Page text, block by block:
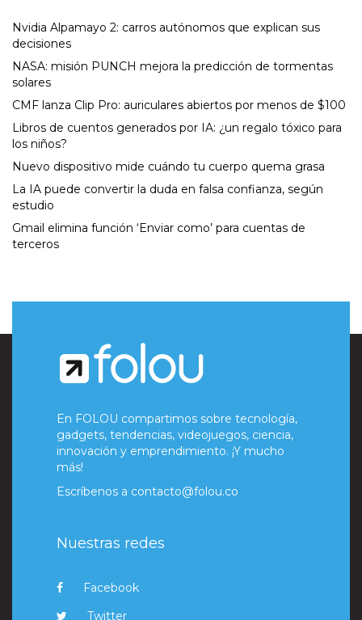
Nvidia Alpamayo 2: carros autónomos que explican sus
decisiones
NASA: misión PUNCH mejora la predicción de tormentas
solares
CMF lanza Clip Pro: auriculares abiertos por menos de $100
Libros de cuentos generados por IA: ¿un regalo tóxico para
los niños?
Nuevo dispositivo mide cuándo tu cuerpo quema grasa
La IA puede convertir la duda en falsa confianza, según
estudio
Gmail elimina función ‘Enviar como’ para cuentas de
terceros
En FOLOU compartimos sobre tecnología,
gadgets, tendencias, videojuegos, ciencia,
innovación y emprendimiento. ¡Y mucho
más!
Escríbenos a contacto@folou.co
Nuestras redes
Facebook
Twitter